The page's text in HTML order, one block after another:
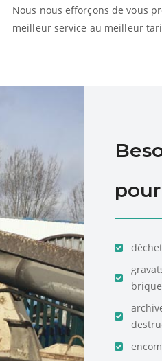
Nous nous efforçons de vous
meilleur service au meilleur